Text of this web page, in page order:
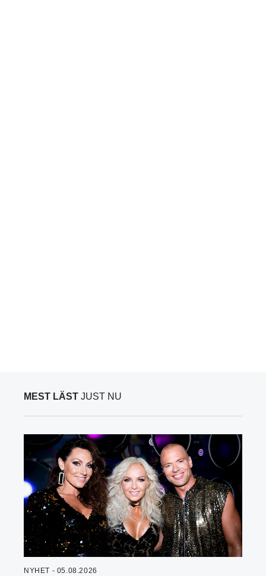
MEST LÄST JUST NU
NYHET - 05.08.2026